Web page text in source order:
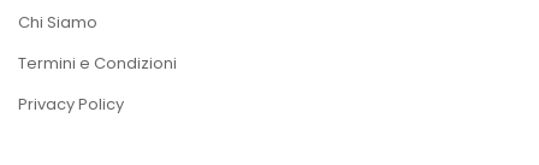
Chi Siamo
Termini e Condizioni
Privacy Policy